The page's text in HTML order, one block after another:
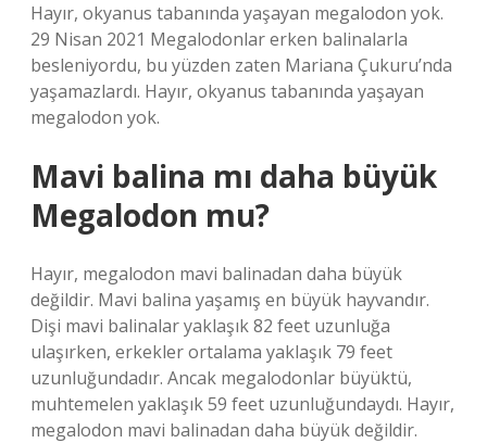
Hayır, okyanus tabanında yaşayan megalodon yok.
29 Nisan 2021 Megalodonlar erken balinalarla
besleniyordu, bu yüzden zaten Mariana Çukuru’nda
yaşamazlardı. Hayır, okyanus tabanında yaşayan
megalodon yok.
Mavi balina mı daha büyük
Megalodon mu?
Hayır, megalodon mavi balinadan daha büyük
değildir. Mavi balina yaşamış en büyük hayvandır.
Dişi mavi balinalar yaklaşık 82 feet uzunluğa
ulaşırken, erkekler ortalama yaklaşık 79 feet
uzunluğundadır. Ancak megalodonlar büyüktü,
muhtemelen yaklaşık 59 feet uzunluğundaydı. Hayır,
megalodon mavi balinadan daha büyük değildir.